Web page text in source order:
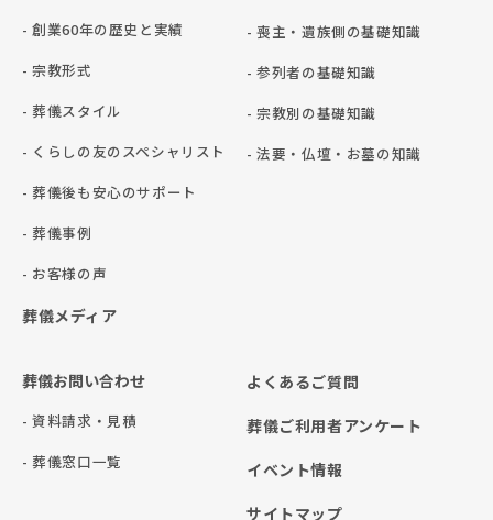
- 創業60年の歴史と実績
- 宗教形式
- 葬儀スタイル
- くらしの友のスペシャリスト
- 葬儀後も安心のサポート
- 葬儀事例
- お客様の声
葬儀メディア
- 喪主・遺族側の基礎知識
- 参列者の基礎知識
- 宗教別の基礎知識
- 法要・仏壇・お墓の知識
葬儀お問い合わせ
- 資料請求・見積
- 葬儀窓口一覧
よくあるご質問
葬儀ご利用者アンケート
イベント情報
サイトマップ